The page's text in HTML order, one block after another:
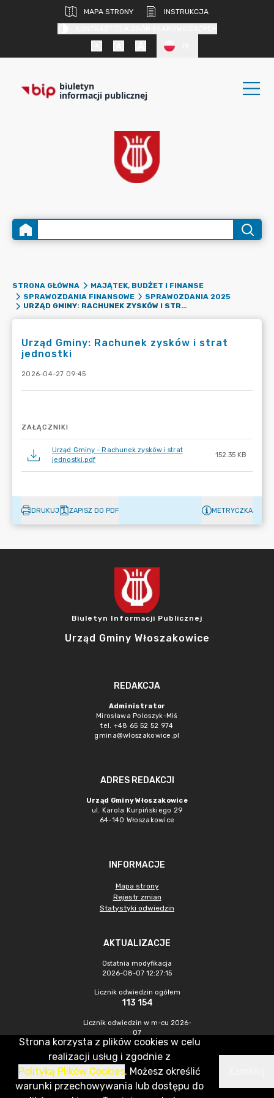
MAPA STRONY
INSTRUKCJA
biuletyn
informacji publicznej
STRONA GŁÓWNA
MAJĄTEK, BUDŻET I FINANSE
SPRAWOZDANIA FINANSOWE
SPRAWOZDANIA 2025
URZĄD GMINY: RACHUNEK ZYSKÓW I STRAT JEDNOSTKI
Urząd Gminy: Rachunek zysków i strat
jednostki
2026-04-27 09:45
ZAŁĄCZNIKI
Urząd Gminy - Rachunek zysków i strat
jednostki.pdf
152.35 KB
DRUKUJ ZAPISZ DO PDF METRYCZKA
Biuletyn Informacji Publicznej
Urząd Gminy Włoszakowice
REDAKCJA
Administrator
Mirosława Poloszyk-Miś
tel. +48 65 52 52 974
gmina@wloszakowice.pl
ADRES REDAKCJI
Urząd Gminy Włoszakowice
ul. Karola Kurpińskiego 29
64-140 Włoszakowice
INFORMACJE
Mapa strony
Rejestr zmian
Statystyki odwiedzin
AKTUALIZACJE
Ostatnia modyfikacja
2026-08-07 12:27:15
Licznik odwiedzin ogółem
113 154
Licznik odwiedzin w m-cu 2026-
07
484
CMS & Hosting: Nefeni Sp. z o.o.
Strona korzysta z plików cookies w celu
realizacji usług i zgodnie z
Polityką Plików Cookies. Możesz określić
warunki przechowywania lub dostępu do